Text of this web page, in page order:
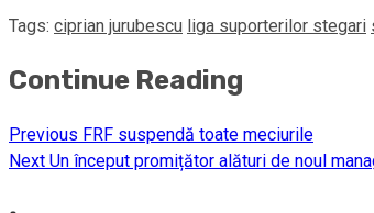
Tags: ciprian jurubescu liga suporterilor stegari
Continue Reading
Previous FRF suspendă toate meciurile
Next Un început promițător alături de noul